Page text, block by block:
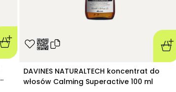
DAVINES NATURALTECH koncentrat do
włosów Calming Superactive 100 ml